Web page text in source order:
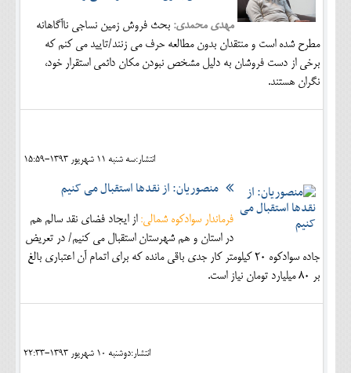
مهدی محمدی: بحث فروش زمین نساجی ناآگاهانه
مطرح شده است و منتقدان بدون مطالعه حرف می زنند/تایید می کنم که
برخي از دست فروشان به دليل مشخص نبودن مكان دائمي استقرار خود،
نگران هستند.
انتشار:سه شنبه 11 شهريور 1393-15:59
منصوریان: از نقدها استقبال می کنیم
فرماندار سوادکوه شمالی:از ایجاد فضاي نقد سالم هم
در استان و هم شهرستان استقبال مي كنيم/ در تعريض
جاده سوادكوه 20 كيلومتر كار جدي باقي مانده كه براي اتمام آن اعتباري بالغ
بر 80 ميليارد تومان نياز است.
انتشار:دوشنبه 10 شهريور 1393-22:33